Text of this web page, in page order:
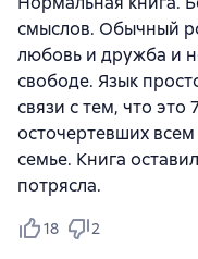
смыслов. Обычный
любовь и дружба и
свободе. Язык
связи с тем, что
осточертевших
семье. Книга
потрясла.
18 2